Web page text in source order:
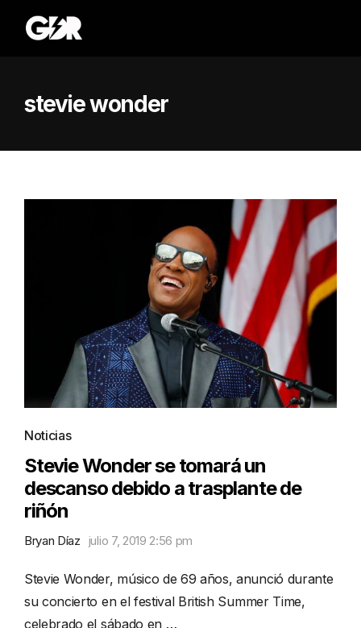
stevie wonder
Noticias
Stevie Wonder se tomará un
descanso debido a trasplante de
riñón
Bryan Díaz julio 7, 2019 2:56 pm
Stevie Wonder, músico de 69 años, anunció durante
su concierto en el festival British Summer Time,
celebrado el sábado en …